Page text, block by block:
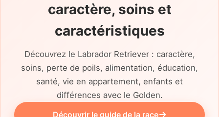
caractère, soins et
caractéristiques
Découvrez le Labrador Retriever : caractère,
soins, perte de poils, alimentation, éducation,
santé, vie en appartement, enfants et
différences avec le Golden.
Découvrir le guide de la race